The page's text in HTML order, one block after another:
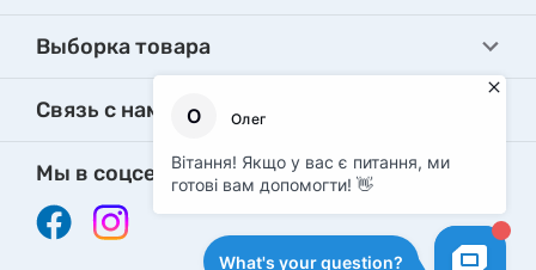
Выборка товара
Связь с нами
Мы в соцсетях